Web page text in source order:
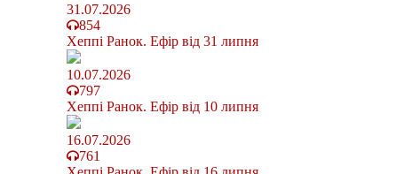
31.07.2026
854
Хеппі Ранок. Ефір від 31 липня
10.07.2026
797
Хеппі Ранок. Ефір від 10 липня
16.07.2026
761